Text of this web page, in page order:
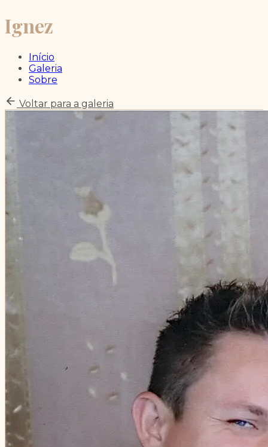
Ignez
Início
Galeria
Sobre
Voltar para a galeria